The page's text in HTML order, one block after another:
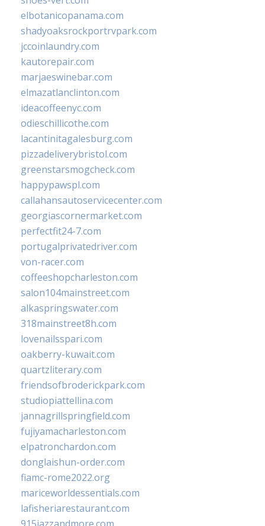
elbotanicopanama.com
shadyoaksrockportrvpark.com
jccoinlaundry.com
kautorepair.com
marjaeswinebar.com
elmazatlanclinton.com
ideacoffeenyc.com
odieschillicothe.com
lacantinitagalesburg.com
pizzadeliverybristol.com
greenstarsmogcheck.com
happypawspl.com
callahansautoservicecenter.com
georgiascornermarket.com
perfectfit24-7.com
portugalprivatedriver.com
von-racer.com
coffeeshopcharleston.com
salon104mainstreet.com
alkaspringswater.com
318mainstreet8h.com
lovenailsspari.com
oakberry-kuwait.com
quartzliterary.com
friendsofbroderickpark.com
studiopiattellina.com
jannagrillspringfield.com
fujiyamacharleston.com
elpatronchardon.com
donglaishun-order.com
fiamc-rome2022.org
mariceworldessentials.com
lafisheriarestaurant.com